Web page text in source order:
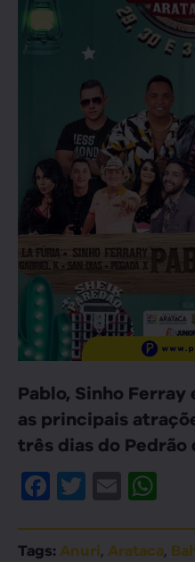
Pablo, Sinho Ferray
as principais
três dias do Pedrão
Facebook
Twitter
Email
Tags: Anuri, Arataca,